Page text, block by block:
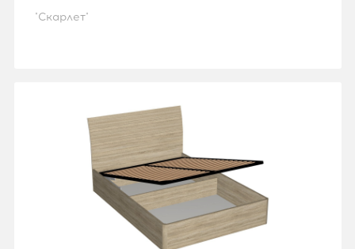
"Скарлет"